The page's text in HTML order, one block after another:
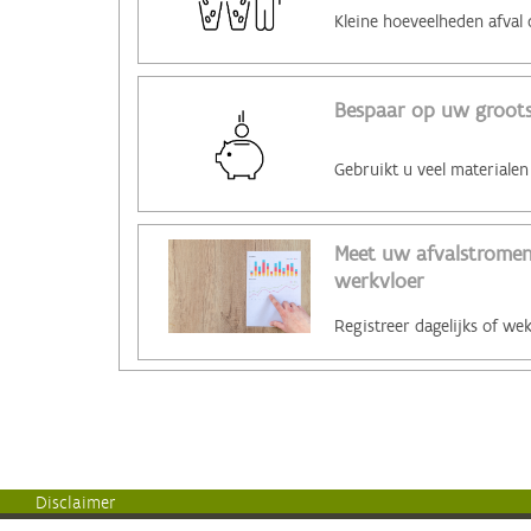
Bespaar op uw
Meet uw
werkvloer
Disclaimer